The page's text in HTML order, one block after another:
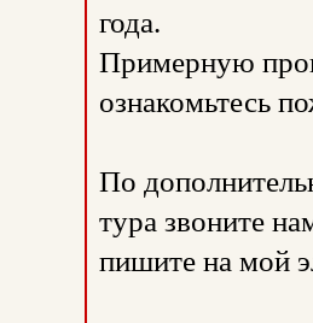
года.
Примерную
ознакомьтесь
По
тура звоните
пишите на мой